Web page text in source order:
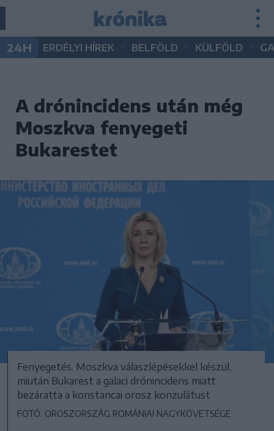
24H ERDÉLYI HÍREK BELFÖLD KÜLFÖLD
A drónincidens után még
Moszkva fenyegeti
Bukarestet
Fenyegetés. Moszkva válaszlépésekkel készül,
miután Bukarest a galaci drónincidens miatt
bezáratta a konstancai orosz konzulátust
FOTÓ: OROSZORSZÁG ROMÁNIAI NAGYKÖVETSÉGE